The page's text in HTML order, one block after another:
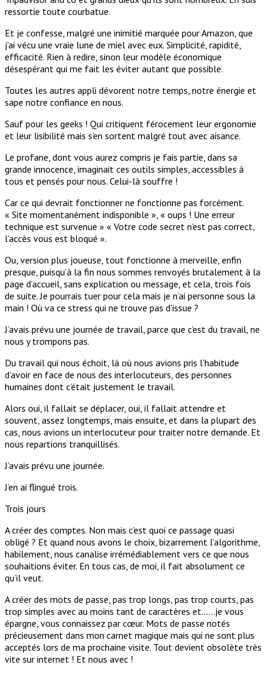
ressortie toute courbatue.
Et je confesse, malgré une inimitié marquée pour Amazon, que
j’ai vécu une vraie lune de miel avec eux. Simplicité, rapidité,
efficacité. Rien à redire, sinon leur modèle économique
désespérant qui me fait les éviter autant que possible.
Toutes les autres appli dévorent notre temps, notre énergie et
sape notre confiance en nous.
Sauf pour les geeks ! Qui critiquent férocement leur ergonomie
et leur lisibilité mais s’en sortent malgré tout avec aisance.
Le profane, dont vous aurez compris je fais partie, dans sa
grande innocence, imaginait ces outils simples, accessibles à
tous et pensés pour nous. Celui-là souffre !
Car ce qui devrait fonctionner ne fonctionne pas forcément.
« Site momentanément indisponible », « oups ! Une erreur
technique est survenue » « Votre code secret n’est pas correct,
l’accès vous est bloqué ».
Ou, version plus joueuse, tout fonctionne à merveille, enfin
presque, puisqu’à la fin nous sommes renvoyés brutalement à la
page d’accueil, sans explication ou message, et cela, trois fois
de suite. Je pourrais tuer pour cela mais je n’ai personne sous la
main ! Où va ce stress qui ne trouve pas d’issue ?
J’avais prévu une journée de travail, parce que c’est du travail, ne
nous y trompons pas.
Du travail qui nous échoit, là où nous avions pris l’habitude
d’avoir en face de nous des interlocuteurs, des personnes
humaines dont c’était justement le travail.
Alors oui, il fallait se déplacer, oui, il fallait attendre et
souvent, assez longtemps, mais ensuite, et dans la plupart des
cas, nous avions un interlocuteur pour traiter notre demande. Et
nous repartions tranquillisés.
J’avais prévu une journée.
J’en ai flingué trois.
Trois jours
A créer des comptes. Non mais c’est quoi ce passage quasi
obligé ? Et quand nous avons le choix, bizarrement l’algorithme,
habilement, nous canalise irrémédiablement vers ce que nous
souhaitions éviter. En tous cas, de moi, il fait absolument ce
qu’il veut.
A créer des mots de passe, pas trop longs, pas trop courts, pas
trop simples avec au moins tant de caractères et……je vous
épargne, vous connaissez par cœur. Mots de passe notés
précieusement dans mon carnet magique mais qui ne sont plus
acceptés lors de ma prochaine visite. Tout devient obsolète très
vite sur internet ! Et nous avec !